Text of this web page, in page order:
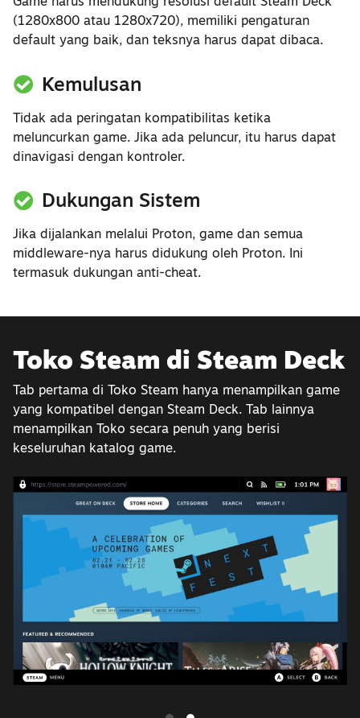
(1280x800 atau 1280x720), memiliki pengaturan
default yang baik, dan teksnya harus dapat dibaca.
Kemulusan
Tidak ada peringatan kompatibilitas ketika
meluncurkan game. Jika ada peluncur, itu harus dapat
dinavigasi dengan kontroler.
Dukungan Sistem
Jika dijalankan melalui Proton, game dan semua
middleware-nya harus didukung oleh Proton. Ini
termasuk dukungan anti-cheat.
Toko Steam di Steam Deck
Tab pertama di Toko Steam hanya menampilkan game
yang kompatibel dengan Steam Deck. Tab lainnya
menampilkan Toko secara penuh yang berisi
keseluruhan katalog game.